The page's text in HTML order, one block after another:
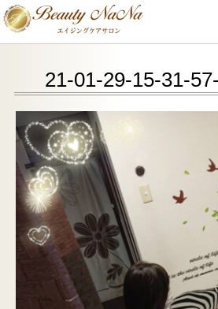
21-01-29-15-31-